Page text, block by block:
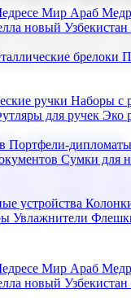
Мир Араб
новый Узбекистан
брелоки
ручки Наборы с
для ручек Эко
Портфели-дипломаты
Сумки для
устройства
Увлажнители
выбор
В нашем каталоге вы
мероприятия и
наборы Кошельки
ручекНаборы с
воды
Наборы с
наборыЧайные
Мир Араб
новый Узбекистан